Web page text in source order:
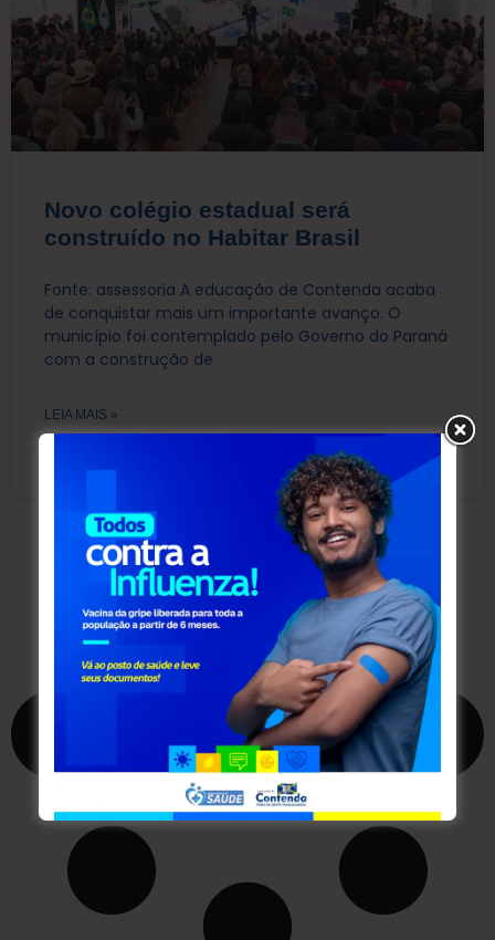
Novo colégio estadual será
construído no Habitar Brasil
Fonte: assessoria A educação de Contenda acaba
de conquistar mais um importante avanço. O
município foi contemplado pelo Governo do Paraná
com a construção de
LEIA MAIS »
junho 30, 2026